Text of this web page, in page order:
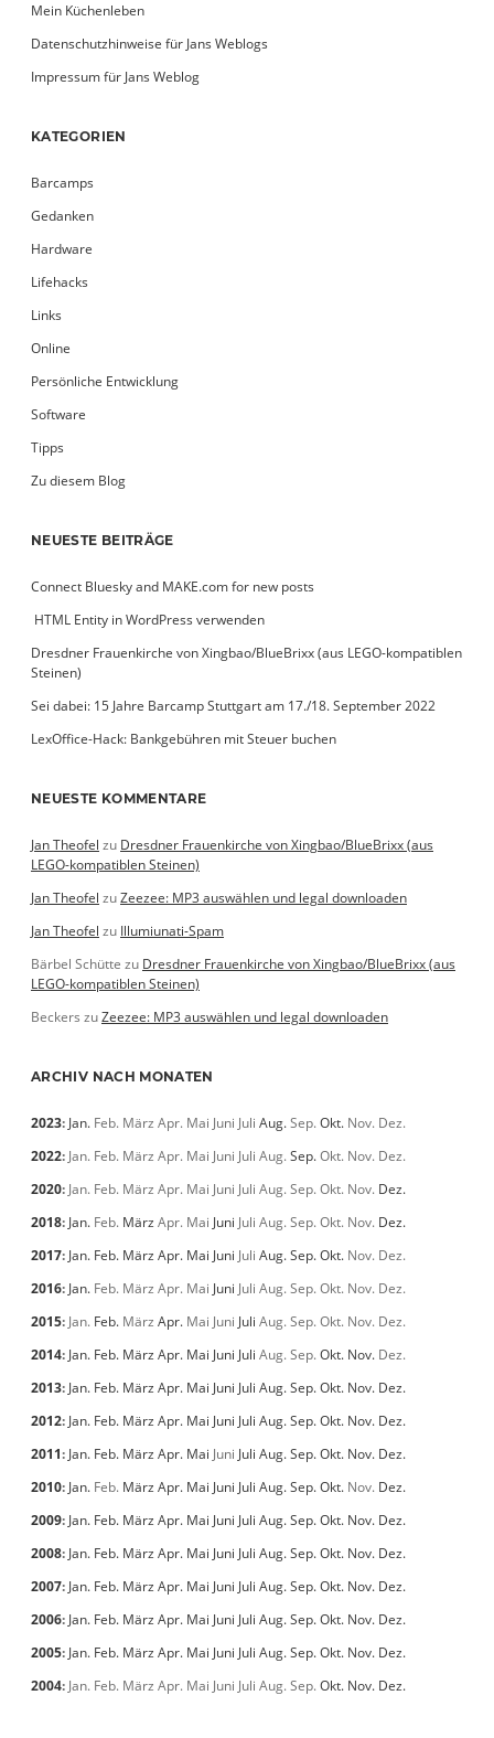
Mein Küchenleben
Datenschutzhinweise für Jans Weblogs
Impressum für Jans Weblog
KATEGORIEN
Barcamps
Gedanken
Hardware
Lifehacks
Links
Online
Persönliche Entwicklung
Software
Tipps
Zu diesem Blog
NEUESTE BEITRÄGE
Connect Bluesky and MAKE.com for new posts
­ HTML Entity in WordPress verwenden
Dresdner Frauenkirche von Xingbao/BlueBrixx (aus LEGO-kompatiblen
Steinen)
Sei dabei: 15 Jahre Barcamp Stuttgart am 17./18. September 2022
LexOffice-Hack: Bankgebühren mit Steuer buchen
NEUESTE KOMMENTARE
Jan Theofel zu Dresdner Frauenkirche von Xingbao/BlueBrixx (aus
LEGO-kompatiblen Steinen)
Jan Theofel zuZeezee: MP3 auswählen und legal downloaden
Jan Theofel zu Illumiunati-Spam
Bärbel Schütte zu Dresdner Frauenkirche von Xingbao/BlueBrixx (aus
LEGO-kompatiblen Steinen)
Beckers zuZeezee: MP3 auswählen und legal downloaden
ARCHIV NACH MONATEN
2023: Jan. Feb. März Apr. Mai Juni Juli Aug.Sep.Okt. Nov. Dez.
2022: Jan. Feb. März Apr. Mai Juni Juli Aug.Sep.Okt. Nov. Dez.
2020: Jan. Feb. März Apr. Mai Juni Juli Aug.Sep.Okt. Nov. Dez.
2018: Jan. Feb. März Apr. Mai Juni Juli Aug.Sep.Okt. Nov. Dez.
2017: Jan. Feb. März Apr. Mai Juni Juli Aug.Sep.Okt. Nov. Dez.
2016: Jan. Feb. März Apr. Mai Juni Juli Aug.Sep.Okt. Nov. Dez.
2015: Jan. Feb. März Apr. Mai Juni Juli Aug.Sep.Okt. Nov. Dez.
2014: Jan. Feb. März Apr. Mai Juni Juli Aug.Sep.Okt. Nov. Dez.
2013: Jan. Feb. März Apr. Mai Juni Juli Aug.Sep.Okt. Nov. Dez.
2012: Jan. Feb. März Apr. Mai Juni Juli Aug.Sep.Okt. Nov. Dez.
2011: Jan. Feb. März Apr. Mai Juni Juli Aug.Sep.Okt. Nov. Dez.
2010: Jan. Feb. März Apr. Mai Juni Juli Aug.Sep.Okt. Nov. Dez.
2009: Jan. Feb. März Apr. Mai Juni Juli Aug.Sep.Okt. Nov. Dez.
2008: Jan. Feb. März Apr. Mai Juni Juli Aug.Sep.Okt. Nov. Dez.
2007: Jan. Feb. März Apr. Mai Juni Juli Aug.Sep.Okt. Nov. Dez.
2006: Jan. Feb. März Apr. Mai Juni Juli Aug.Sep.Okt. Nov. Dez.
2005: Jan. Feb. März Apr. Mai Juni Juli Aug.Sep.Okt. Nov. Dez.
2004: Jan. Feb. März Apr. Mai Juni Juli Aug.Sep.Okt. Nov. Dez.